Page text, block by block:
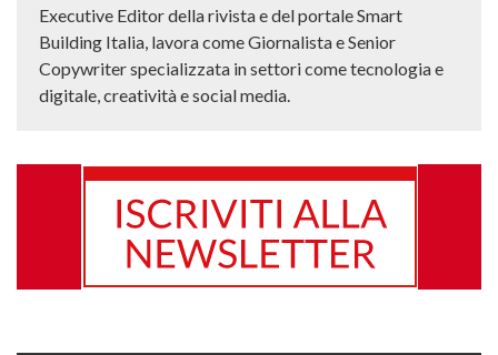
Executive Editor della rivista e del portale Smart
Building Italia, lavora come Giornalista e Senior
Copywriter specializzata in settori come tecnologia e
digitale, creatività e social media.